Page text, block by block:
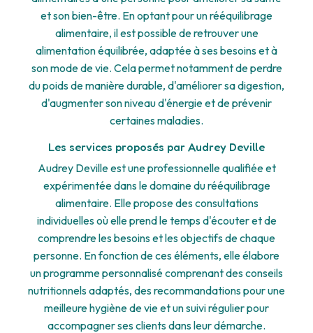
et son bien-être. En optant pour un rééquilibrage
alimentaire, il est possible de retrouver une
alimentation équilibrée, adaptée à ses besoins et à
son mode de vie. Cela permet notamment de perdre
du poids de manière durable, d'améliorer sa digestion,
d'augmenter son niveau d'énergie et de prévenir
certaines maladies.
Les services proposés par Audrey Deville
Audrey Deville est une professionnelle qualifiée et
expérimentée dans le domaine du rééquilibrage
alimentaire. Elle propose des consultations
individuelles où elle prend le temps d'écouter et de
comprendre les besoins et les objectifs de chaque
personne. En fonction de ces éléments, elle élabore
un programme personnalisé comprenant des conseils
nutritionnels adaptés, des recommandations pour une
meilleure hygiène de vie et un suivi régulier pour
accompagner ses clients dans leur démarche.